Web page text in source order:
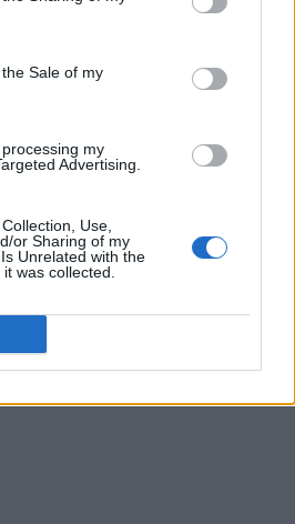
utilice la siguiente opción de
Tenga en cuenta que
su solicitud de exclusión, es
anuncios basados en intereses
personal utilizada por nosotros o
divulgada a terceros antes de su
en la divulgación adicional de
parte de terceros en la Lista de
de la IAB.
Sale of my
my
Advertising.
Use,
or Sharing of my
Unrelated with the
was collected.